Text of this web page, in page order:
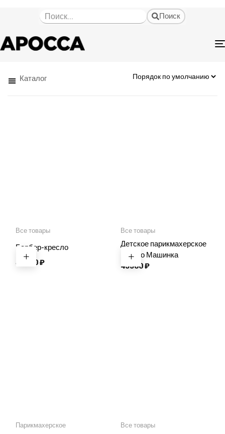
Поиск
Каталог
Все товары
Барбер-кресло
59000₽
Все товары
Детское парикмахерское
кресло Машинка
49900₽
Парикмахерское
Все товары